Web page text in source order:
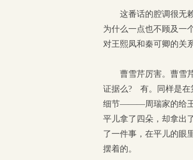
这番话的腔调很无
为什么一点也不顾及一
对王熙凤和秦可卿的关
曹雪芹厉害。曹雪
证据么? 有。同样是在
细节———周瑞家的给王
平儿拿了四朵，却拿出
了一件事，在平儿的眼
摆着的。